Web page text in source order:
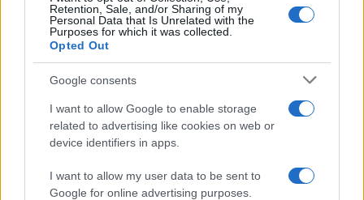
Retention, Sale, and/or Sharing of my
Personal Data that Is Unrelated with the
Purposes for which it was collected.
Opted Out
Google consents
I want to allow Google to enable storage
related to advertising like cookies on web or
device identifiers in apps.
I want to allow my user data to be sent to
Google for online advertising purposes.